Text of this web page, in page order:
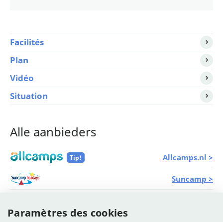
Facilités
Plan
Vidéo
Situation
Alle aanbieders
Tip! Allcamps.nl >
Suncamp >
Paramètres des cookies